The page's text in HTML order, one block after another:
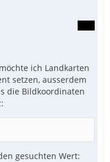
ich Landkarten
setzen, ausserdem
die Bildkoordinaten
gesuchten Wert: